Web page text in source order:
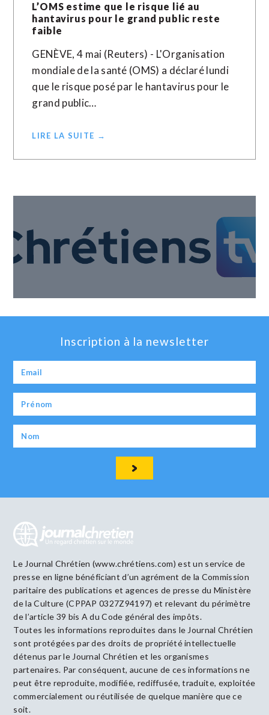
L’OMS estime que le risque lié au
hantavirus pour le grand public reste
faible
GENÈVE, 4 mai (Reuters) - L'Organisation
mondiale de la santé (OMS) a déclaré lundi
que le risque posé par le hantavirus pour le
grand public…
LIRE LA SUITE →
Inscription à la newsletter
Le Journal Chrétien (www.chrétiens.com) est un service de
presse en ligne bénéficiant d’un agrément de la Commission
paritaire des publications et agences de presse du Ministère
de la Culture (CPPAP 0327Z94197) et relevant du périmètre
de l’article 39 bis A du Code général des impôts.
Toutes les informations reproduites dans le Journal Chrétien
sont protégées par des droits de propriété intellectuelle
détenus par le Journal Chrétien et les organismes
partenaires. Par conséquent, aucune de ces informations ne
peut être reproduite, modifiée, rediffusée, traduite, exploitée
commercialement ou réutilisée de quelque manière que ce
soit.